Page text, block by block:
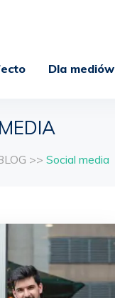
Dla mediów
>> Social media